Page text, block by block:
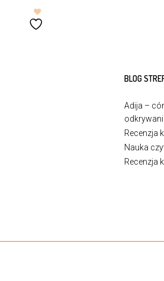
BLOG
Adija –
Recenzja
Nauka
Recenzja